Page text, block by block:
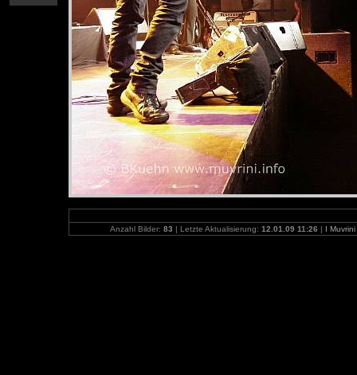
Anzahl Bilder: 83 | Letzte Aktualisierung: 12.01.09 11:26 | I